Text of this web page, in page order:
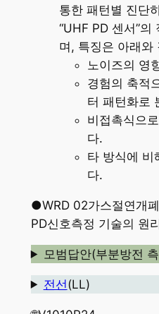
통한 패턴별 진단
“UHF PD 센서”의
며, 특징은 아래와
노이즈의 영
경험의 축적
터 패턴화로
비접촉식으
다.
타 방식에 비
다.
●WRD 02가스절연개
PD신호측정 기술의 원
모범답안(부분방전
전선(LL)